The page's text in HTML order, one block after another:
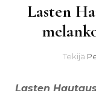
Lasten
Tekijä
Lasten